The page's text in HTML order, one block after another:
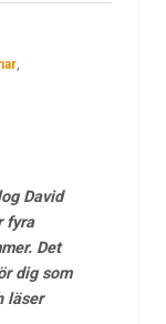
,
David
fyra
Det
dig som
läser